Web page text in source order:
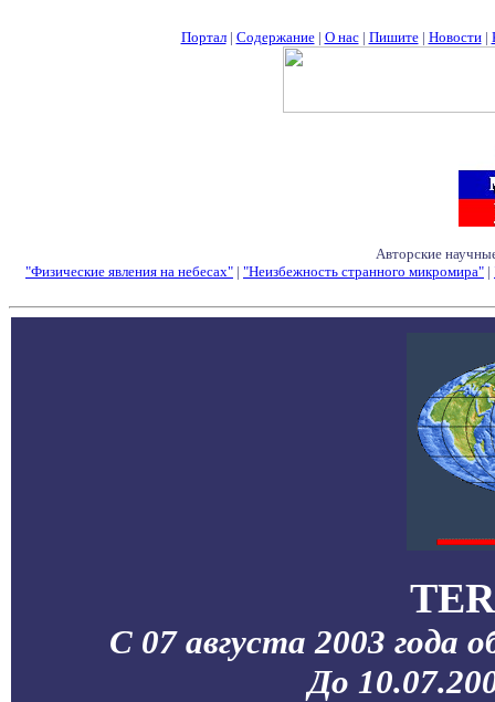
Портал| Содержание| О нас| Пишите| Новости|
Авторские
"Физические явления на небесах" | "Неизбежность странного микромира" |
С 07 августа 2003 года
До